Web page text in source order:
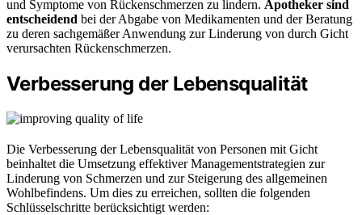
und Symptome von Rückenschmerzen zu lindern. Apotheker sind
entscheidend bei der Abgabe von Medikamenten und der Beratung
zu deren sachgemäßer Anwendung zur Linderung von durch Gicht
verursachten Rückenschmerzen.
Verbesserung der Lebensqualität
Die Verbesserung der Lebensqualität von Personen mit Gicht
beinhaltet die Umsetzung effektiver Managementstrategien zur
Linderung von Schmerzen und zur Steigerung des allgemeinen
Wohlbefindens. Um dies zu erreichen, sollten die folgenden
Schlüsselschritte berücksichtigt werden: